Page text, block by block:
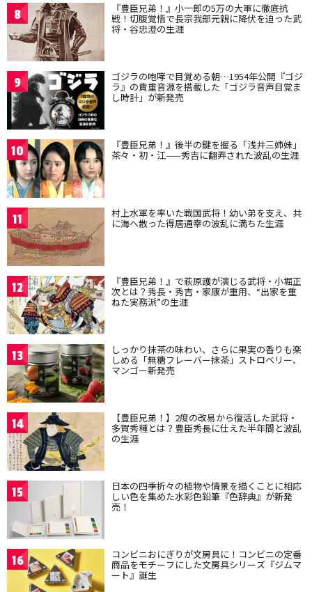
8 『豊臣兄弟！』小一郎の5万の大軍に徹底抗
戦！切腹覚悟で長宗我部元親に降伏を迫った武
将・谷忠澄の生涯
9 ゴジラの咆哮で目覚める朝…1954年公開『ゴジ
ラ』の貴重音源を搭載した「ゴジラ音声目覚ま
し時計」が新発売
10 『豊臣兄弟！』後半の鍵を握る「浅井三姉妹」
茶々・初・江——秀吉に翻弄された波乱の生涯
11 村上水軍を率いた戦国武将！幼い弟を支え、共
に海へ散った得居通幸の波乱に満ちた生涯
12 『豊臣兄弟！』で萩原護が演じる武将・小堀正
次とは？秀長・秀吉・家康が重用、“出家を重
ねた実務派”の生涯
13 しっかり抹茶の味わい、さらに果実の香りも楽
しめる「無糖フレーバー抹茶」ストロベリー、
マンゴー新発売
14 【豊臣兄弟！】2度の改易から復活した武将・
多賀秀種とは？豊臣秀長に仕えた半年間と波乱
の生涯
15 日本の四季折々の植物や情景を描くことに相応
しい色を集めた水彩色鉛筆『色辞典』が新発
売！
16 コンビニおにぎりが文房具に！コンビニの定番
商品をモチーフにした文房具シリーズ『ジムマ
ート』誕生